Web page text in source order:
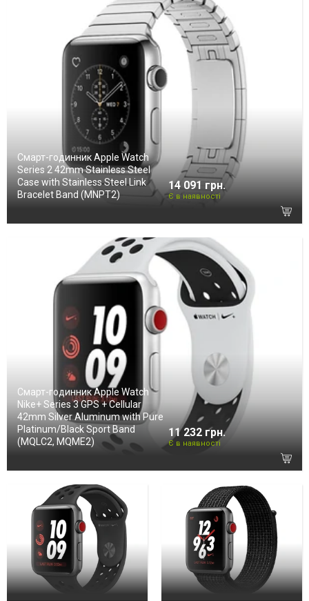
Смарт-годинник Apple Watch
Series 2 42mm Stainless Steel
Case with Stainless Steel Link
Bracelet Band (MNPT2)
14 091 грн.
Є в наявності
Смарт-годинник Apple Watch
Nike+ Series 3 GPS + Cellular
42mm Silver Aluminum with Pure
Platinum/Black Sport Band
(MQLC2, MQME2)
11 232 грн.
Є в наявності